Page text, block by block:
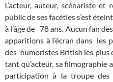
L’acteur, auteur, scénariste
public de ses facéties s’est
à l’âge de 78 ans. Aucun fan des
apparitions à l’écran dans les
des humoristes British les plus
tant qu’acteur, sa filmographie
participation à la troupe